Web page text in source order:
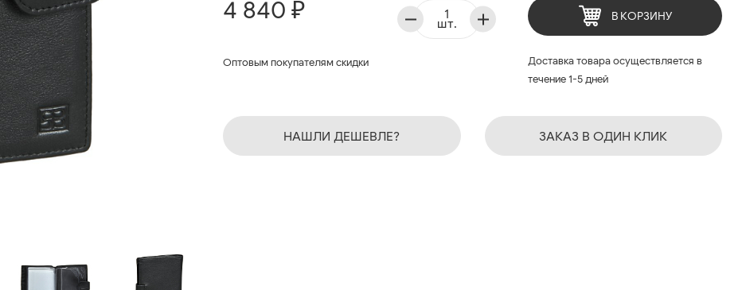
4 840 ₽
Оптовым покупателям скидки
шт. В КОРЗИНУ
Доставка товара осуществляется в
течение 1-5 дней
НАШЛИ ДЕШЕВЛЕ? ЗАКАЗ В ОДИН КЛИК